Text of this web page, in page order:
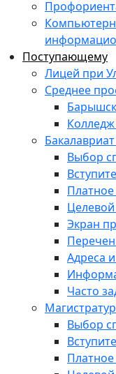
Поступающему
Лицей при
Среднее
Выбор
Экран
Адреса
Часто
Выбор